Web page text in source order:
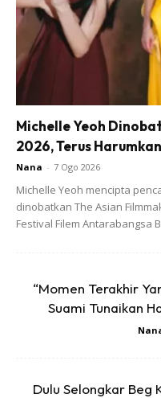
Michelle Yeoh
2026, Terus
Nana - 7 Ogo 2026
Michelle Yeoh mencipta
dinobatkan The Asian
Festival Filem Antarabangsa
“Momen Terakhir
Suami Tunaikan
Dulu Selongkar Beg